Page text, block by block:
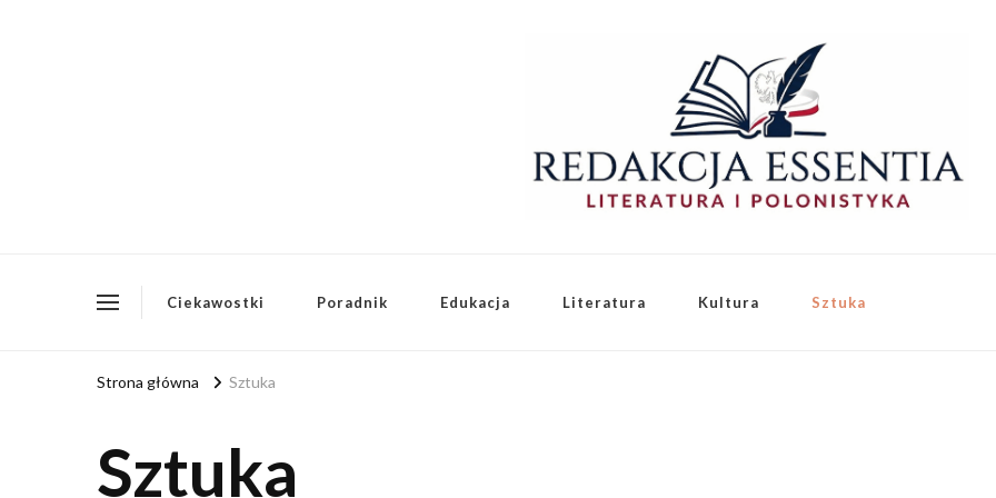
Ciekawostki Poradnik Edukacja Literatura Kultura Sztuka
Strona główna Sztuka
Sztuka